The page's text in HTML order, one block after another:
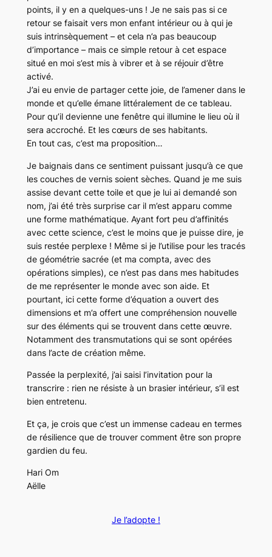
points, il y en a quelques-uns ! Je ne sais pas si ce
retour se faisait vers mon enfant intérieur ou à qui je
suis intrinsèquement – et cela n’a pas beaucoup
d’importance – mais ce simple retour à cet espace
situé en moi s’est mis à vibrer et à se réjouir d’être
activé.
J’ai eu envie de partager cette joie, de l’amener dans le
monde et qu’elle émane littéralement de ce tableau.
Pour qu’il devienne une fenêtre qui illumine le lieu où il
sera accroché. Et les cœurs de ses habitants.
En tout cas, c’est ma proposition…
Je baignais dans ce sentiment puissant jusqu’à ce que
les couches de vernis soient sèches. Quand je me suis
assise devant cette toile et que je lui ai demandé son
nom, j’ai été très surprise car il m’est apparu comme
une forme mathématique. Ayant fort peu d’affinités
avec cette science, c’est le moins que je puisse dire, je
suis restée perplexe ! Même si je l’utilise pour les tracés
de géométrie sacrée (et ma compta, avec des
opérations simples), ce n’est pas dans mes habitudes
de me représenter le monde avec son aide. Et
pourtant, ici cette forme d’équation a ouvert des
dimensions et m’a offert une compréhension nouvelle
sur des éléments qui se trouvent dans cette œuvre.
Notamment des transmutations qui se sont opérées
dans l’acte de création même.
Passée la perplexité, j’ai saisi l’invitation pour la
transcrire : rien ne résiste à un brasier intérieur, s’il est
bien entretenu.
Et ça, je crois que c’est un immense cadeau en termes
de résilience que de trouver comment être son propre
gardien du feu.
Hari Om
Aëlle
Je l’adopte !